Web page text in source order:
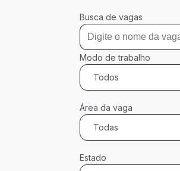
Busca de vagas
Modo de trabalho
Todos
Área da vaga
Todas
Estado